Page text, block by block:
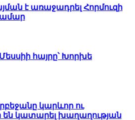
է առաջադրել Հորմուզի
հայրը՝ Խորխե
կարևոր ու
են կատարել խաղաղության